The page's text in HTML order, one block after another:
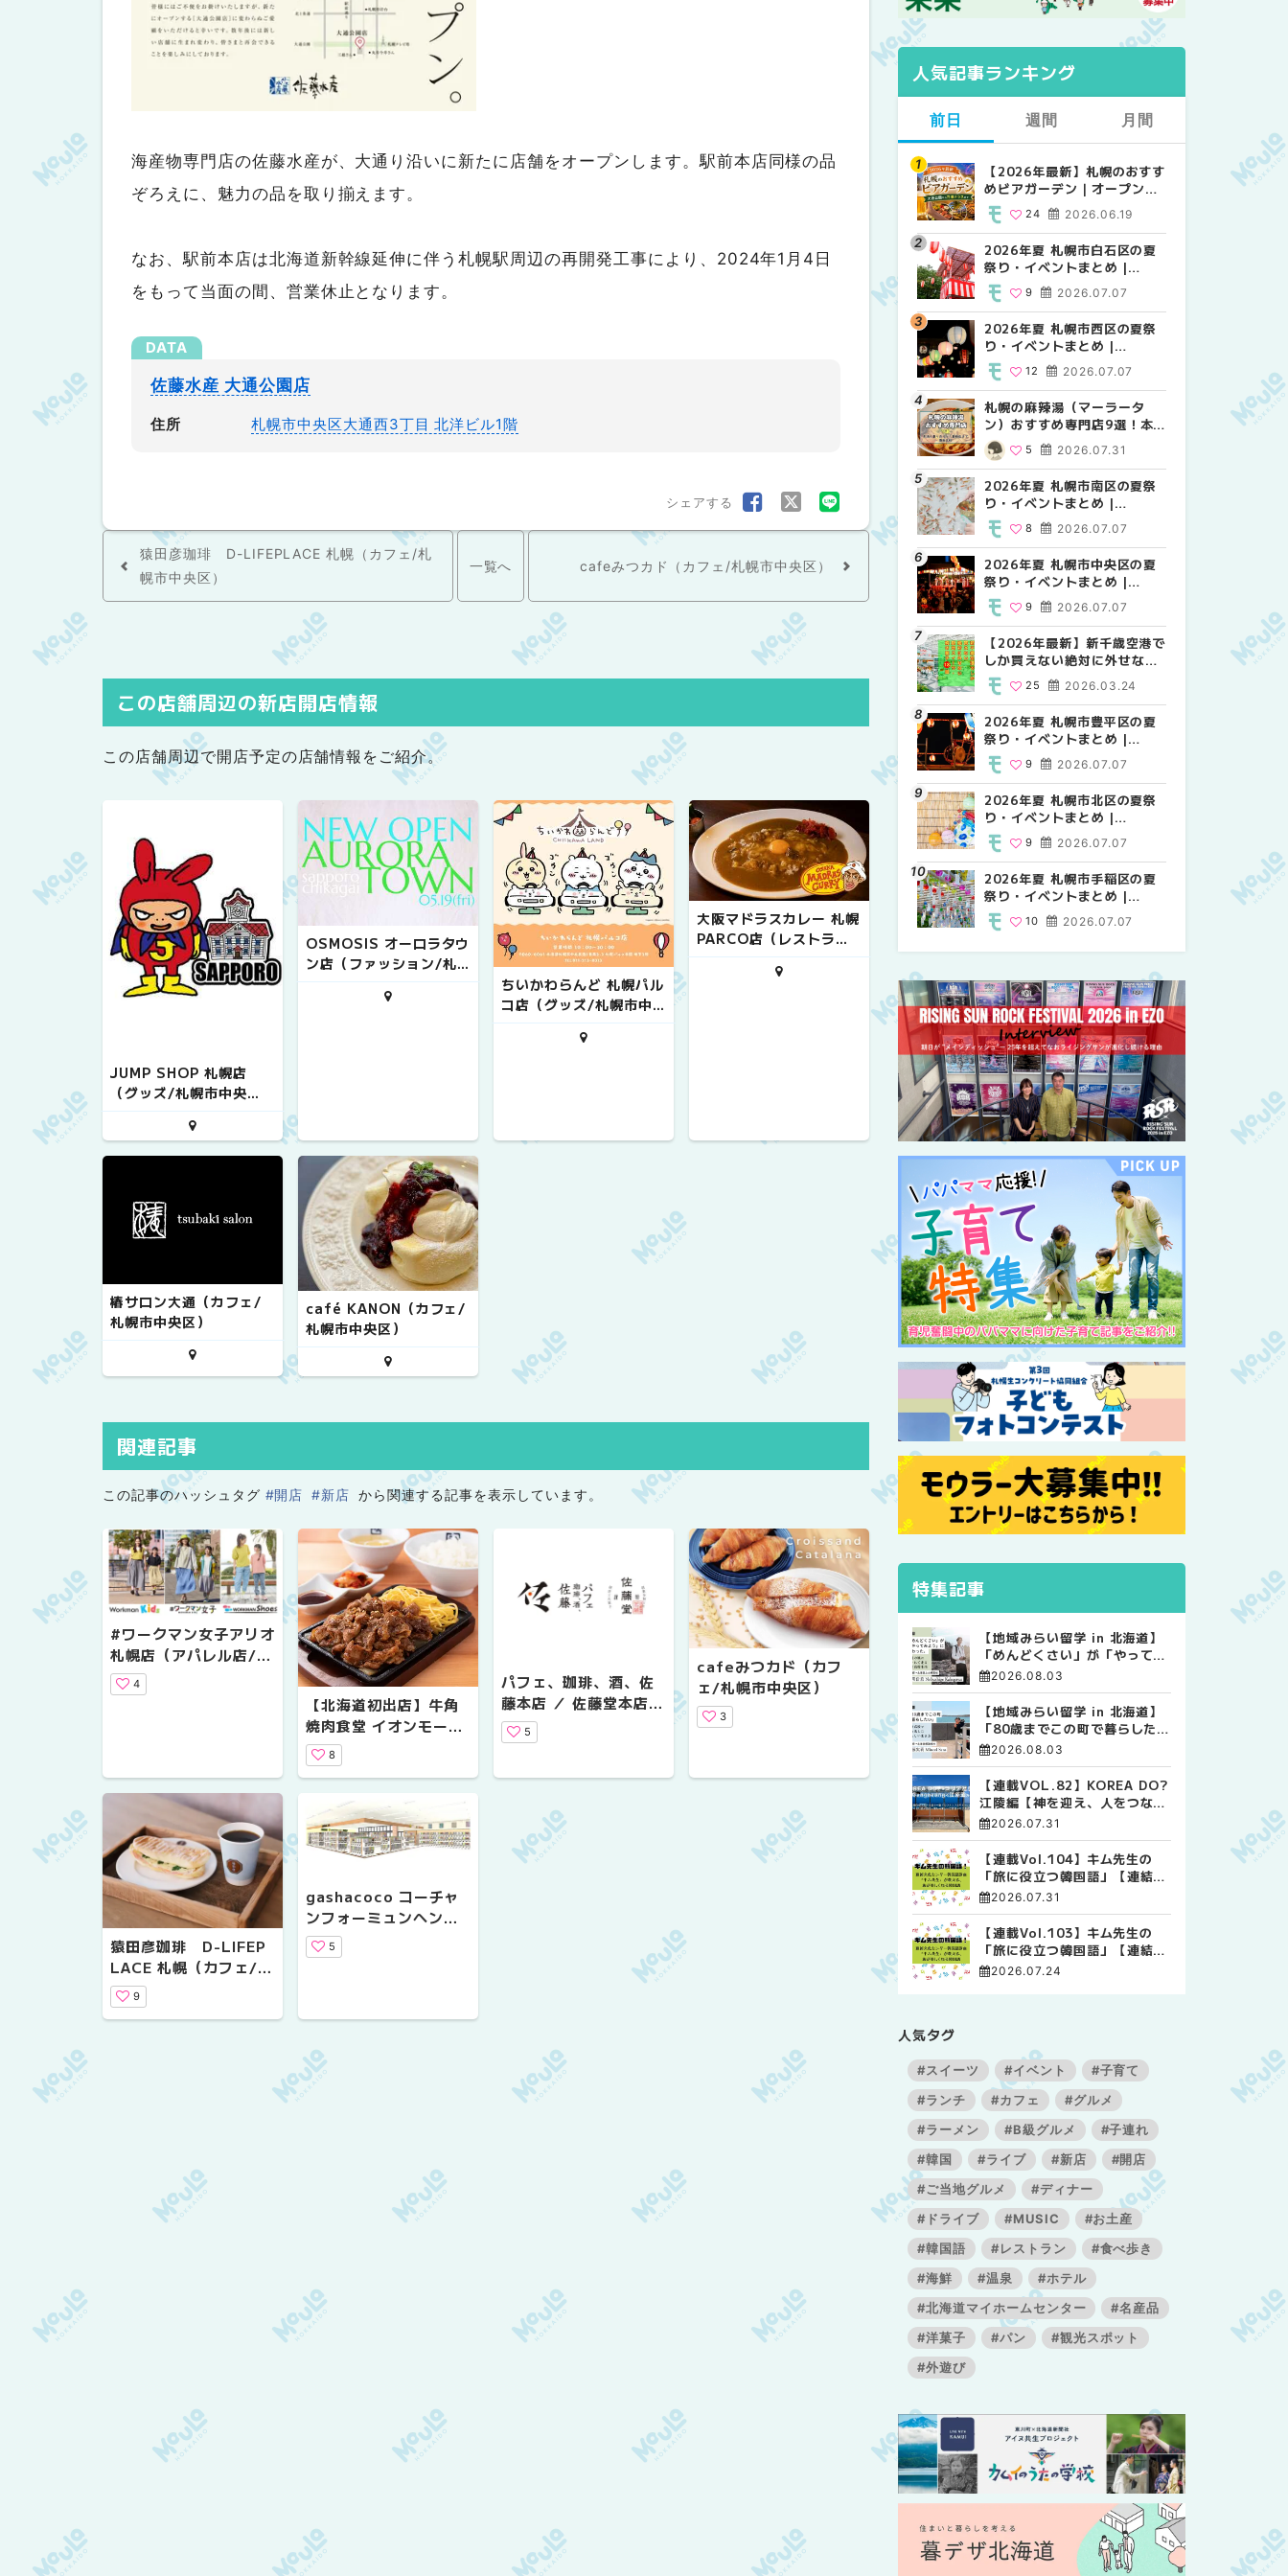
海産物専門店の佐藤水産が、大通り沿いに新たに店舗をオープンします。駅前本店同様の品
ぞろえに、魅力の品を取り揃えます。
なお、駅前本店は北海道新幹線延伸に伴う札幌駅周辺の再開発工事により、2024年1月4日
をもって当面の間、営業休止となります。
佐藤水産 大通公園店
住所 札幌市中央区大通西3丁目 北洋ビル1階
シェアする
猿田彦珈琲 D-LIFEPLACE 札幌（カフェ/札
幌市中央区）
cafeみつカド（カフェ/札幌市中央区）
一覧へ
この店舗周辺の新店開店情報
この店舗周辺で開店予定の店舗情報をご紹介。
JUMP SHOP 札幌店
（グッズ/札幌市中央
区）
OSMOSIS オーロラタウ
ン店（ファッション/札
幌市中央区）
ちいかわらんど 札幌パル
コ店（グッズ/札幌市中
央区）
大阪マドラスカレー 札幌
PARCO店（レストラン/
札幌市中央区）
椿サロン大通（カフェ/
札幌市中央区）
café KANON（カフェ/
札幌市中央区）
関連記事
この記事のハッシュタグ #開店 #新店 から関連する記事を表示しています。
#ワークマン女子アリオ
札幌店（アパレル店/札
幌市東区）
4
【北海道初出店】牛角
焼肉食堂 イオンモール
札幌発寒店（飲食店/札
幌市西区）
8
パフェ、珈琲、酒、佐
藤本店 ／ 佐藤堂本店
（パフェ/札幌市中央
区）
5
cafeみつカド（カフ
ェ/札幌市中央区）
3
猿田彦珈琲 D-LIFEP
LACE 札幌（カフェ/札
幌市中央区）
9
gashacoco コーチャ
ンフォーミュンヘン大
橋（カプセルトイ/札幌
市豊平区）
5
人気記事ランキング
前日
【2026年最新】札幌のおすす
めビアガーデン｜オープン日
順に徹底紹介！大通公園から
穴場テラスまで | MouLa
HOKKAIDO
2026.06.19
24
2026年夏 札幌市白石区の夏
祭り・イベントまとめ |
MouLa HOKKAIDO
2026.07.07
9
2026年夏 札幌市西区の夏祭
り・イベントまとめ |
MouLa HOKKAIDO
2026.07.07
12
札幌の麻辣湯（マーラータ
ン）おすすめ専門店9選！本
場の量り売りから最新店まで
徹底比較 | MouLa
HOKKAIDO
2026.07.31
5
2026年夏 札幌市南区の夏祭
り・イベントまとめ |
MouLa HOKKAIDO
2026.07.07
8
2026年夏 札幌市中央区の夏
祭り・イベントまとめ |
MouLa HOKKAIDO
2026.07.07
9
【2026年最新】新千歳空港で
しか買えない絶対に外せない
限定スイーツ・焼き菓子18選
| MouLa HOKKAIDO
2026.03.24
25
2026年夏 札幌市豊平区の夏
祭り・イベントまとめ |
MouLa HOKKAIDO
2026.07.07
9
2026年夏 札幌市北区の夏祭
り・イベントまとめ |
MouLa HOKKAIDO
2026.07.07
9
2026年夏 札幌市手稲区の夏
祭り・イベントまとめ |
MouLa HOKKAIDO
2026.07.07
10
週間
【2026年最新】札幌のおすす
めビアガーデン｜オープン日
穴場テラスまで | MouLa
HOKKAIDO
24
2026年夏 札幌市西区の夏祭
り・イベントまとめ |
12
2026年夏 札幌市北区の夏祭
り・イベントまとめ |
9
2026年夏 札幌市手稲区の夏
祭り・イベントまとめ |
10
2026年夏 札幌市白石区の夏
祭り・イベントまとめ |
9
2026年夏 札幌市清田区の夏
祭り・イベントまとめ |
6
2026年夏 札幌市南区の夏祭
り・イベントまとめ |
8
2026年夏 札幌市豊平区の夏
祭り・イベントまとめ |
9
2026年夏 札幌市中央区の夏
祭り・イベントまとめ |
9
2026年夏 恵庭市・千歳市の
夏祭り・イベントまとめ |
9
月間
【2026年最新】札幌のおすす
めビアガーデン｜オープン日
穴場テラスまで | MouLa
HOKKAIDO
24
2026年夏 札幌市北区の夏祭
り・イベントまとめ |
9
2026年夏 札幌市白石区の夏
祭り・イベントまとめ |
9
2026年夏 札幌市西区の夏祭
り・イベントまとめ |
12
2026年夏 札幌市手稲区の夏
祭り・イベントまとめ |
10
札幌の麻辣湯（マーラータ
ン）おすすめ専門店6選！本
徹底比較 | MouLa
HOKKAIDO
5
2026年夏 札幌市清田区の夏
祭り・イベントまとめ |
6
【2026年最新】新千歳空港で
しか買えない絶対に外せない
| MouLa HOKKAIDO
25
【新千歳空港】新カードラウ
ンジが開業。「SUPER
ラウンジアネックス）」をご
紹介！！ | MouLa
HOKKAIDO
18
2026年夏 札幌市豊平区の夏
祭り・イベントまとめ |
9
特集記事
【地域みらい留学 in 北海道】
「めんどくさい」が「やってみ
よう」に変わった。 十勝の風
に吹かれて走る、僕の泥臭くて
自由な高校生活
2026.08.03
【地域みらい留学 in 北海道】
「80歳までこの町で暮らした
い」 標津高校で踏み出した、
私らしい生き方
2026.08.03
【連載VOL.82】KOREA DO?
江陵編【神を迎え、人をつなぐ
時間 ― 江陵端午祭 】
2026.07.31
【連載Vol.104】キム先生の
「旅に役立つ韓国語」【連結語
尾について その4】
2026.07.31
【連載Vol.103】キム先生の
「旅に役立つ韓国語」【連結語
尾について その3】
2026.07.24
人気タグ
#スイーツ #イベント
#子育て
#ランチ
#カフェ
#グルメ
#ラーメン
#B級グルメ
#子連れ
#韓国
#ライブ #新店
#開店
#ご当地グルメ
#ディナー
#ドライブ
#MUSIC
#お土産
#韓国語
#レストラン
#食べ歩き
#海鮮
#温泉
#ホテル
#北海道マイホームセンター
#名産品
#洋菓子
#パン
#観光スポット
#外遊び